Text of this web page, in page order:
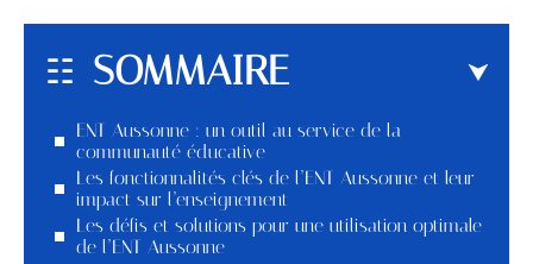
SOMMAIRE
ENT Aussonne : un outil au service de la
communauté éducative
Les fonctionnalités clés de l’ENT Aussonne et leur
impact sur l’enseignement
Les défis et solutions pour une utilisation optimale
de l’ENT Aussonne